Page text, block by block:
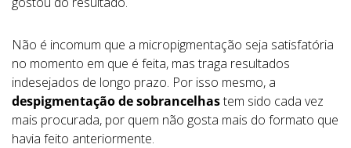
Não é incomum que a micropigmentação seja satisfatória
no momento em que é feita, mas traga resultados
indesejados de longo prazo. Por isso mesmo, a
despigmentação de sobrancelhastem sido cada vez
mais procurada, por quem não gosta mais do formato que
havia feito anteriormente.